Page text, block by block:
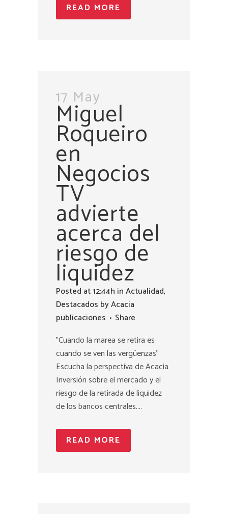
READ MORE
17 May
Miguel
Roqueiro
en
Negocios
TV
advierte
acerca del
riesgo de
liquidez
Posted at 12:44h inActualidad,
Destacados byAcacia
publicaciones
Share
"Cuando la marea se retira es
cuando se ven las vergüenzas"
Escucha la perspectiva de Acacia
Inversión sobre el mercado y el
riesgo de la retirada de liquidez
de los bancos centrales....
READ MORE